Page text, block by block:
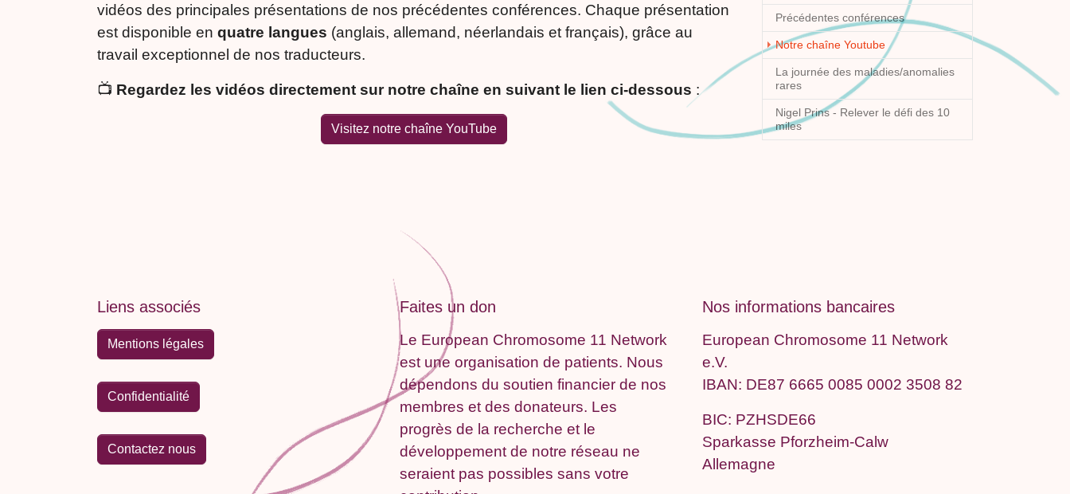
vidéos des principales présentations de nos précédentes conférences. Chaque présentation
est disponible en quatre langues (anglais, allemand, néerlandais et français), grâce au
travail exceptionnel de nos traducteurs.
📺 Regardez les vidéos directement sur notre chaîne en suivant le lien ci-dessous :
Visitez notre chaîne YouTube
Précédentes conférences
Notre chaîne Youtube(current)
La journée des maladies/anomalies
rares
Nigel Prins - Relever le défi des 10
miles
Liens associés
Mentions légales
Confidentialité
Contactez nous
Faites un don
Le European Chromosome 11 Network
est une organisation de patients. Nous
dépendons du soutien financier de nos
membres et des donateurs. Les
progrès de la recherche et le
développement de notre réseau ne
seraient pas possibles sans votre
Nos informations bancaires
European Chromosome 11 Network
e.V.
IBAN: DE87 6665 0085 0002 3508 82
BIC: PZHSDE66
Sparkasse Pforzheim-Calw
Allemagne